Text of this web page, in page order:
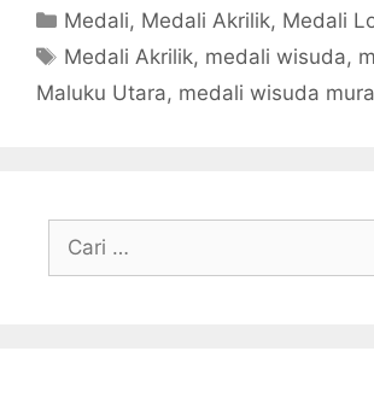
Kategori
Medali, Medali Akrilik, Medali
Tag
Medali Akrilik, medali wisuda,
Maluku Utara, medali wisuda
untuk: